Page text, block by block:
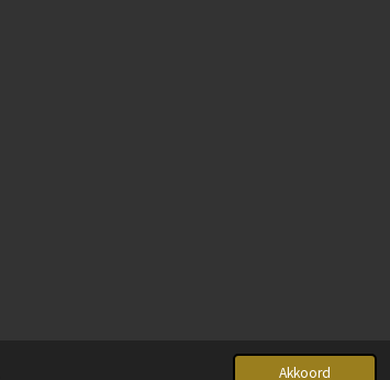
Akkoord